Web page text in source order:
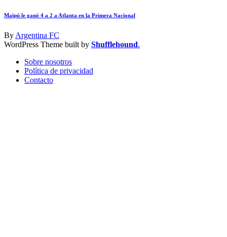
Maipú le ganó 4 a 2 a Atlanta en la Primera Nacional
By Argentina FC
WordPress Theme built by Shufflehound.
Sobre nosotros
Política de privacidad
Contacto